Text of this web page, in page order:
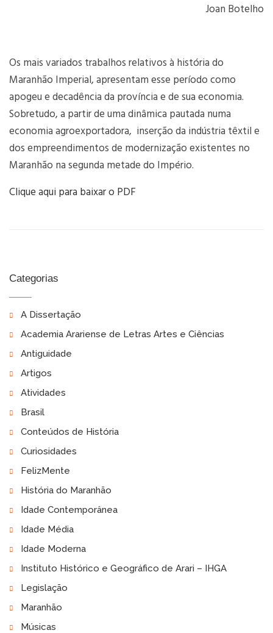
Joan Botelho
Os mais variados trabalhos relativos à história do
Maranhão Imperial, apresentam esse período como
apogeu e decadência da província e de sua economia.
Sobretudo, a partir de uma dinâmica pautada numa
economia agroexportadora, inserção da indústria têxtil e
dos empreendimentos de modernização existentes no
Maranhão na segunda metade do Império.
Clique aqui para baixar o PDF
Categorias
A Dissertação
Academia Arariense de Letras Artes e Ciências
Antiguidade
Artigos
Atividades
Brasil
Conteúdos de História
Curiosidades
FelizMente
História do Maranhão
Idade Contemporânea
Idade Média
Idade Moderna
Instituto Histórico e Geográfico de Arari – IHGA
Legislação
Maranhão
Músicas